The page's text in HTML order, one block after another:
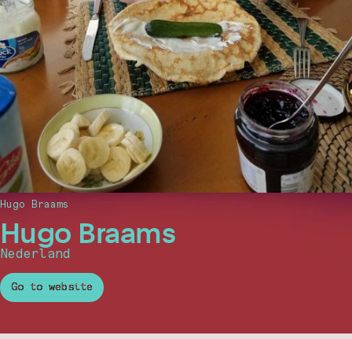
Hugo Braams
Nederland
Go to website
Hugo Braams